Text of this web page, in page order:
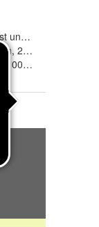
H2 = Mittel/fest und H3 = fest